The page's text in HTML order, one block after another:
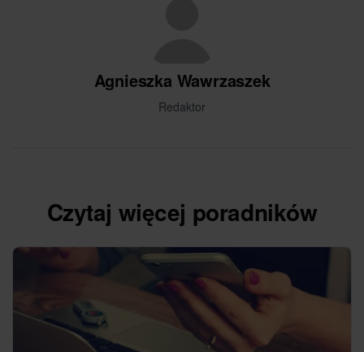
Agnieszka Wawrzaszek
Redaktor
Czytaj więcej poradników